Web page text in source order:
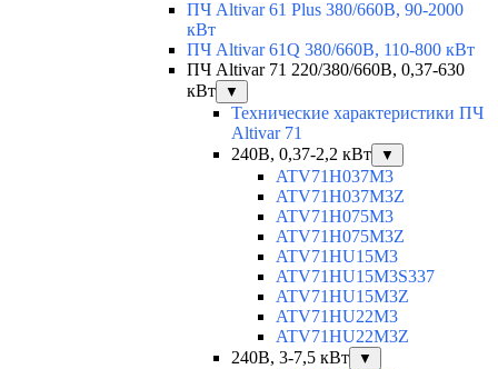
ПЧ Altivar 61 Plus 380/660В, 90-2000
кВт
ПЧ Altivar 61Q 380/660В, 110-800 кВт
ПЧ Altivar 71 220/380/660В, 0,37-630
кВт
▼
Технические характеристики ПЧ
Altivar 71
240В, 0,37-2,2 кВт
▼
ATV71H037M3
ATV71H037M3Z
ATV71H075M3
ATV71H075M3Z
ATV71HU15M3
ATV71HU15M3S337
ATV71HU15M3Z
ATV71HU22M3
ATV71HU22M3Z
240В, 3-7,5 кВт
▼